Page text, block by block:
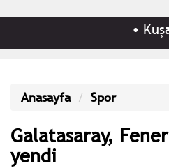
Anasayfa Spor
Galatasaray,
yendi